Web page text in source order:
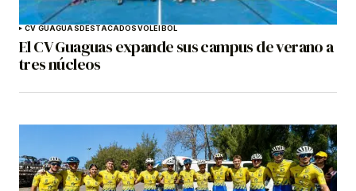
CV GUAGUASDESTACADOSVOLEIBOL
El CV Guaguas expande sus campus de verano a
tres núcleos